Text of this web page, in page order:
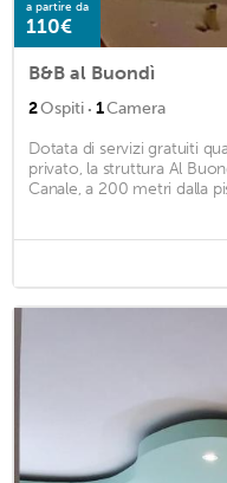
a partire da
110€
B&B al Buondì
2Ospiti · 1Camera
Dotata di servizi gratuiti
privato, la struttura Al
Canale, a 200 metri dalla